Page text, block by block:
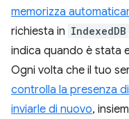
memorizza
richiesta in IndexedDB
indica quando è stata
Ogni volta che il tuo
controlla la presenza
inviarle di nuovo,